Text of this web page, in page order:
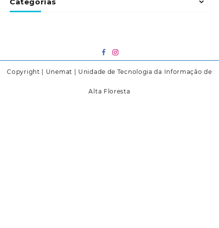
Categorias
Copyright | Unemat | Unidade de Tecnologia da Informação de
Alta Floresta